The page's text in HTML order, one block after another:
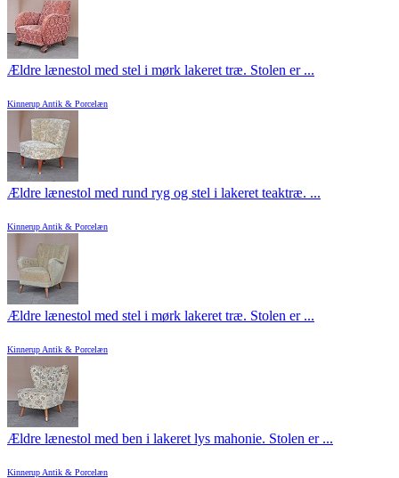
Ældre lænestol med stel i mørk lakeret træ. Stolen er ...
Kinnerup Antik & Porcelæn
Ældre lænestol med rund ryg og stel i lakeret teaktræ. ...
Kinnerup Antik & Porcelæn
Ældre lænestol med stel i mørk lakeret træ. Stolen er ...
Kinnerup Antik & Porcelæn
Ældre lænestol med ben i lakeret lys mahonie. Stolen er ...
Kinnerup Antik & Porcelæn